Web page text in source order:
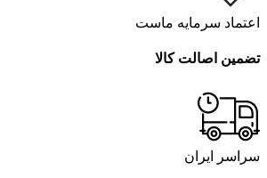
اعتماد سرمایه ماست
تضمین اصالت کالا
سراسر ایران